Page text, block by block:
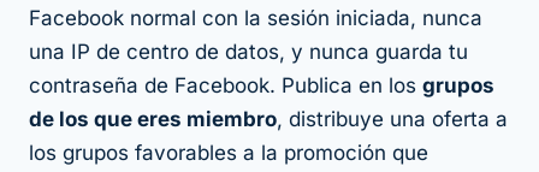
Facebook normal con la sesión iniciada, nunca
una IP de centro de datos, y nunca guarda tu
contraseña de Facebook. Publica en los grupos
de los que eres miembro, distribuye una oferta a
los grupos favorables a la promoción que